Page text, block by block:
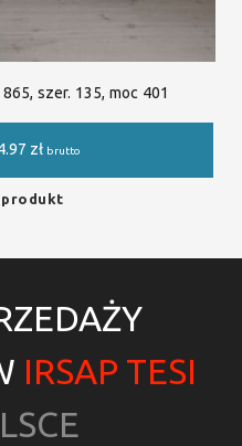
szer. 135, moc 401
zł brutto
produkt
IRSAP TESI